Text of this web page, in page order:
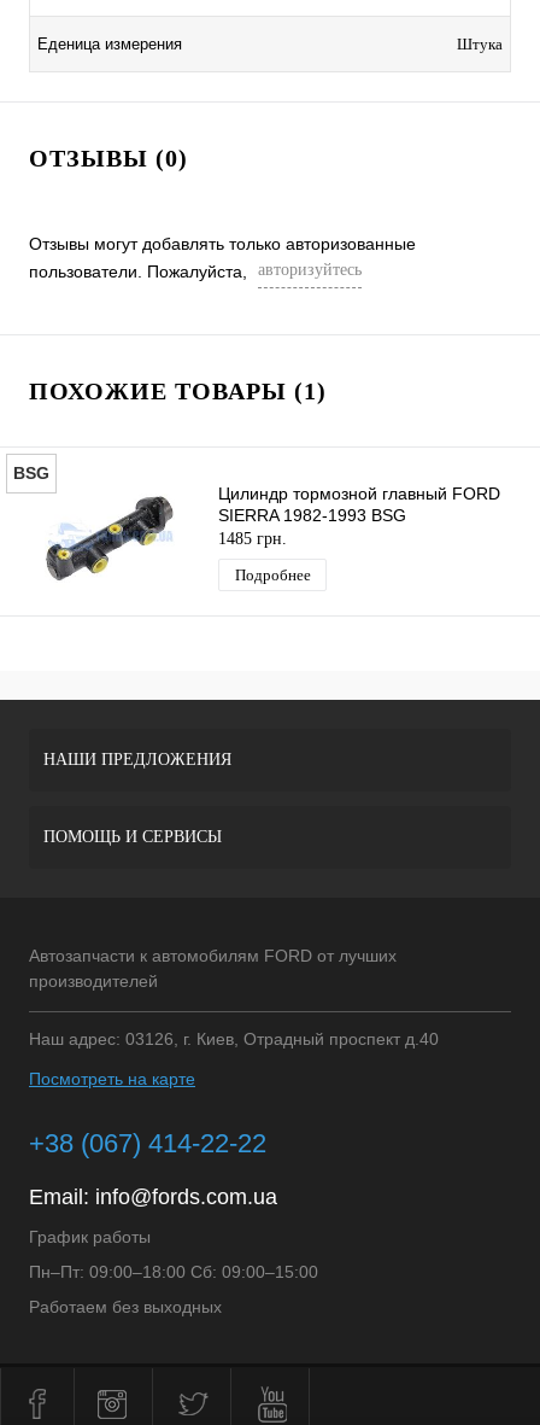
Еденица измерения Штука
ОТЗЫВЫ (0)
Отзывы могут добавлять только авторизованные
пользователи. Пожалуйста,
авторизуйтесь
ПОХОЖИЕ ТОВАРЫ (1)
BSG
Цилиндр тормозной главный FORD
SIERRA 1982-1993 BSG
1485 грн.
Подробнее
НАШИ ПРЕДЛОЖЕНИЯ
ПОМОЩЬ И СЕРВИСЫ
Автозапчасти к автомобилям FORD от лучших
производителей
Наш адрес: 03126, г. Киев, Отрадный проспект д.40
Посмотреть на карте
+38 (067) 414-22-22
Email: info@fords.com.ua
График работы
Пн–Пт: 09:00–18:00 Сб: 09:00–15:00
Работаем без выходных